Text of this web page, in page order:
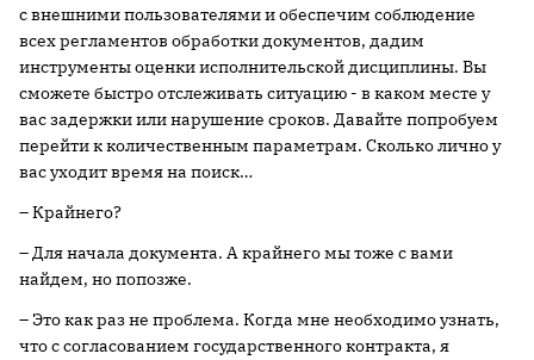
с внешними пользователями и обеспечим соблюдение
всех регламентов обработки документов, дадим
инструменты оценки исполнительской дисциплины. Вы
сможете быстро отслеживать ситуацию - в каком месте у
вас задержки или нарушение сроков. Давайте попробуем
перейти к количественным параметрам. Сколько лично у
вас уходит время на поиск…
– Крайнего?
– Для начала документа. А крайнего мы тоже с вами
найдем, но попозже.
– Это как раз не проблема. Когда мне необходимо узнать,
что с согласованием государственного контракта, я